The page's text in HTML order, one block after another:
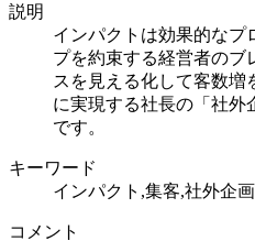
説明
インパクトは効果的なプ
プを約束する経営者のブ
スを見える化して客数増
に実現する社長の「社外
です。
キーワード
インパクト,集客,社外企
コメント